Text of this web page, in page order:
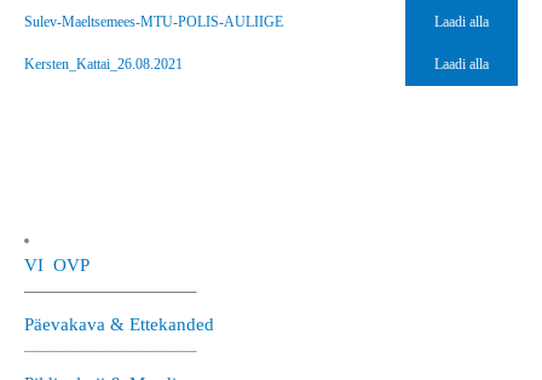
VI OVP
—————————–
Päevakava & Ettekanded
—————————–
Sulev-Maeltsemees-MTU-POLIS-AULIIGE Laadi alla
Kersten_Kattai_26.08.2021 Laadi alla